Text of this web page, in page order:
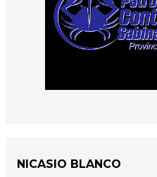
NICASIO BLANCO